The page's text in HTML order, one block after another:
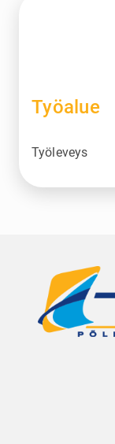
Työalue
Työleveys